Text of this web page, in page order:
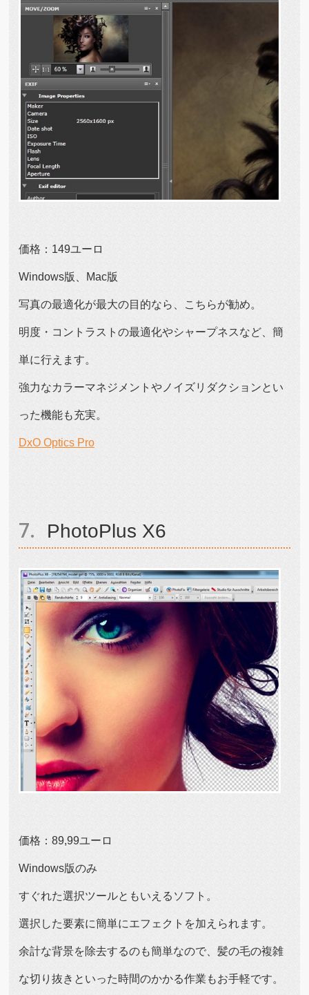
価格：149ユーロ
Windows版、Mac版
写真の最適化が最大の目的なら、こちらが勧め。
明度・コントラストの最適化やシャープネスなど、簡
単に行えます。
強力なカラーマネジメントやノイズリダクションとい
った機能も充実。
DxO Optics Pro
PhotoPlus X6
価格：89,99ユーロ
Windows版のみ
すぐれた選択ツールともいえるソフト。
選択した要素に簡単にエフェクトを加えられます。
余計な背景を除去するのも簡単なので、髪の毛の複雑
な切り抜きといった時間のかかる作業もお手軽です。